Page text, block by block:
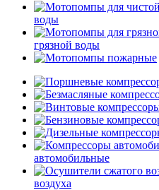
воды
грязной воды
автомобильные
воздуха